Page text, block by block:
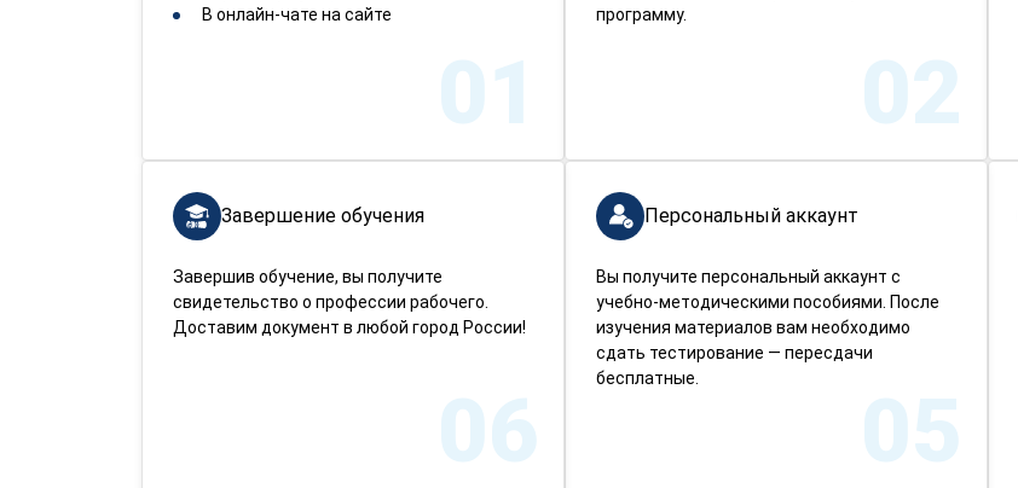
В онлайн-чате на сайте
01
программу.
02
Персональный аккаунт
Вы получите персональный аккаунт с
учебно-методическими пособиями. После
изучения материалов вам необходимо
сдать тестирование — пересдачи
бесплатные.
05
Завершение обучения
Завершив обучение, вы получите
свидетельство о профессии рабочего.
Доставим документ в любой город России!
06